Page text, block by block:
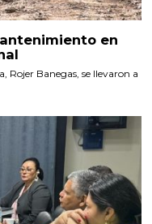
en
Rojer Banegas, se llevaron a